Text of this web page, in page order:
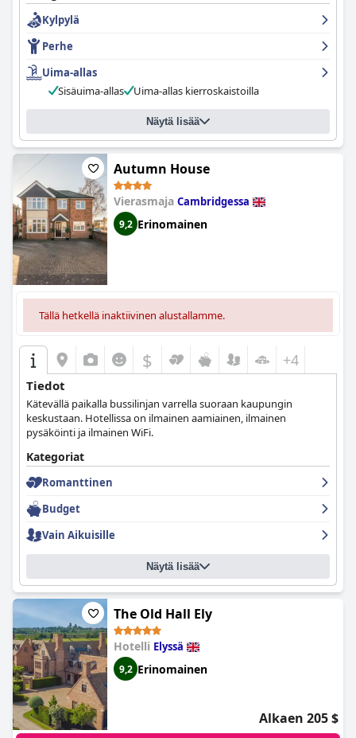
Perheet voivat nauttia hotellin lapsiystävällisistä palveluista,
vaikka jotkut vieraat pitivät sänkyjä epämukavina. Hotelli on
saanut pääosin positiivisia arvosteluja ja tarjoaa hyvää
vastinetta rahalle.
Kylpylä
Perhe
Uima-allas
Sisäuima-allas
Uima-allas kierroskaistoilla
Näytä lisää
Autumn House
Vierasmaja Cambridgessa
9,2 Erinomainen
Tällä hetkellä inaktiivinen alustallamme.
$ +4
Tiedot
Kätevällä paikalla bussilinjan varrella suoraan kaupungin
keskustaan. Hotellissa on ilmainen aamiainen, ilmainen
pysäköinti ja ilmainen WiFi.
Kategoriat
Romanttinen
Budget
Vain Aikuisille
Näytä lisää
The Old Hall Ely
Hotelli Elyssä
9,2 Erinomainen
Alkaen 205 $